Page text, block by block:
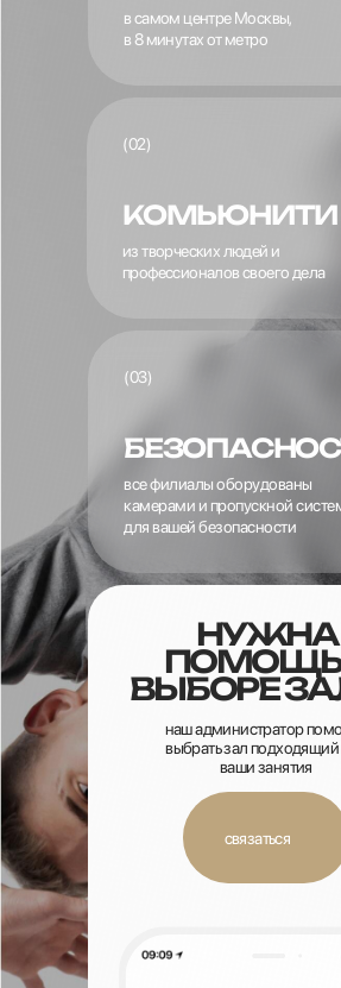
в самом центре Москвы,
в 8 минутах от метро
КОМЬЮНИТИ
из творческих людей и
профессионалов своего дела
(02)
все филиалы оборудованы
камерами и пропускной
для вашей безопасности
(03)
связаться
наш администратор
выбрать зал
ваши занятия
НУЖНА
ПОМОЩЬ
ВЫБОРЕ